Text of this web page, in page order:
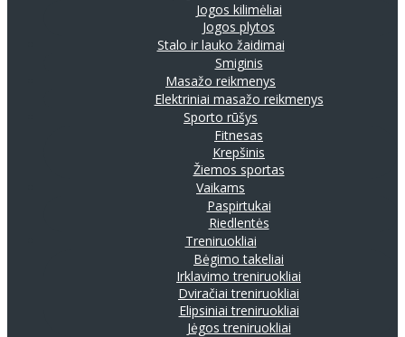
Jogos kilimėliai
Jogos plytos
Stalo ir lauko žaidimai
Smiginis
Masažo reikmenys
Elektriniai masažo reikmenys
Sporto rūšys
Fitnesas
Krepšinis
Žiemos sportas
Vaikams
Paspirtukai
Riedlentės
Treniruokliai
Bėgimo takeliai
Irklavimo treniruokliai
Dviračiai treniruokliai
Elipsiniai treniruokliai
Jėgos treniruokliai